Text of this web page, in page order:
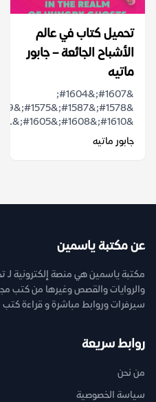
تحميل كتاب في عالم
الأشباح الجائعة – جابور
ماتيه
&#1607;&#1604;
&#1610;&#1608;&#1605;&...
جابور ماتيه
عن مكتبة ياسمين
مكتبة ياسمين هي منصة إلكترونية لـ
سيرفرات وروابط مباشرة و قراءة كتب
روابط سريعة
من نحن
سياسة الخصوصية